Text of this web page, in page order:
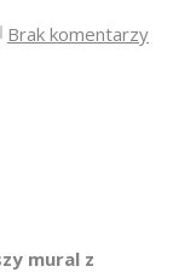
Brak komentarzy
mural z